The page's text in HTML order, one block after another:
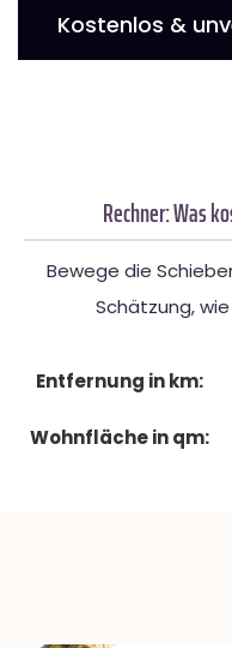
Kostenlos &
Rechner: Was
Bewege die
Schätzung,
Entfernung in km:
Wohnfläche in qm: